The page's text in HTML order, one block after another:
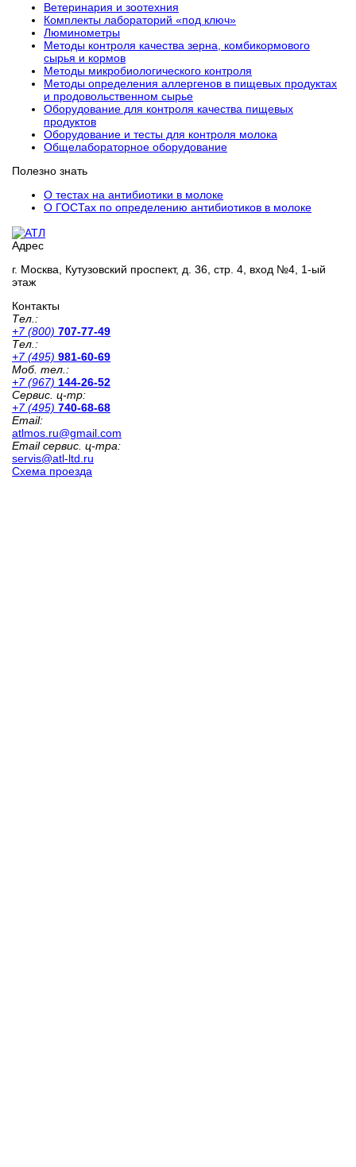
Ветеринария и зоотехния
Комплекты лабораторий «под ключ»
Люминометры
Методы контроля качества зерна, комбикормового
сырья и кормов
Методы микробиологического контроля
Методы определения аллергенов в пищевых продуктах
и продовольственном сырье
Оборудование для контроля качества пищевых
продуктов
Оборудование и тесты для контроля молока
Общелабораторное оборудование
Полезно знать
О тестах на антибиотики в молоке
О ГОСТах по определению антибиотиков в молоке
Адрес
г. Москва, Кутузовский проспект, д. 36, стр. 4, вход №4, 1-ый
этаж
Контакты
Тел.:
+7 (800) 707-77-49
Тел.:
+7 (495) 981-60-69
Моб. тел.:
+7 (967) 144-26-52
Сервис. ц-тр:
+7 (495) 740-68-68
Email:
atlmos.ru@gmail.com
Email сервис. ц-тра:
servis@atl-ltd.ru
Схема проезда